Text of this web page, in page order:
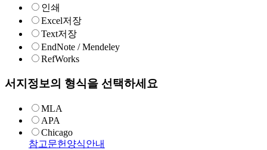
인쇄
Excel저장
Text저장
EndNote / Mendeley
RefWorks
서지정보의 형식을 선택하세요
MLA
APA
Chicago
참고문헌양식안내